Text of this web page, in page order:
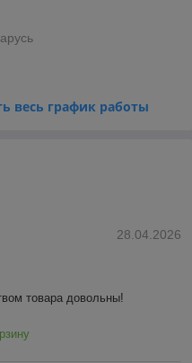
весь график работы
28.04.2026
товара довольны!